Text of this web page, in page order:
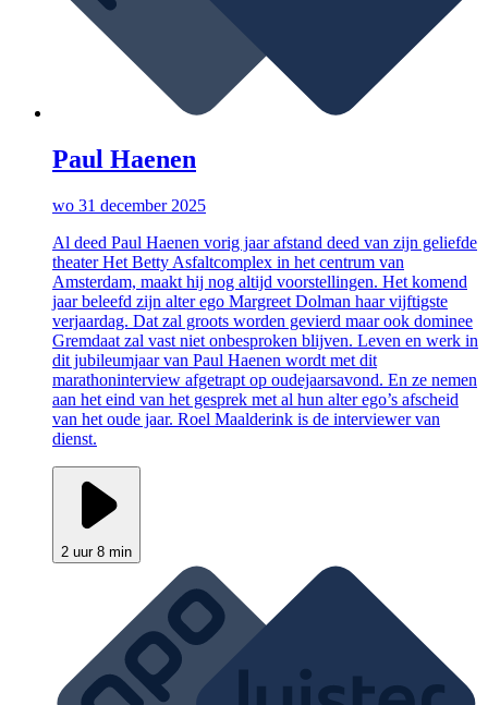
Paul Haenen
wo 31 december 2025
Al deed Paul Haenen vorig jaar afstand deed van zijn geliefde
theater Het Betty Asfaltcomplex in het centrum van
Amsterdam, maakt hij nog altijd voorstellingen. Het komend
jaar beleefd zijn alter ego Margreet Dolman haar vijftigste
verjaardag. Dat zal groots worden gevierd maar ook dominee
Gremdaat zal vast niet onbesproken blijven. Leven en werk in
dit jubileumjaar van Paul Haenen wordt met dit
marathoninterview afgetrapt op oudejaarsavond. En ze nemen
aan het eind van het gesprek met al hun alter ego’s afscheid
van het oude jaar. Roel Maalderink is de interviewer van
dienst.
2 uur 8 min